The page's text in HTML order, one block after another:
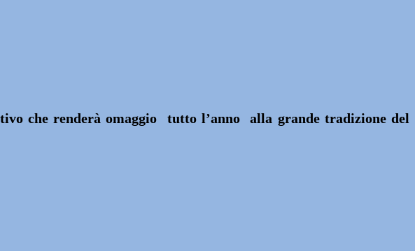
che renderà omaggio tutto l’anno alla grande tradizione del